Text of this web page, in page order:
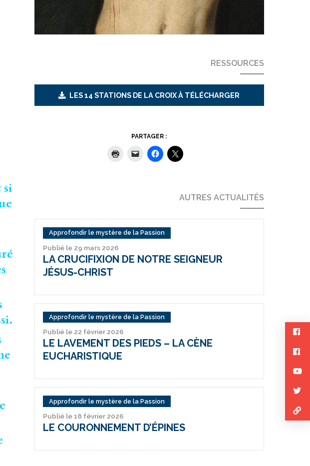
si
RESSOURCES
LES 14 STATIONS DE LA CROIX À TÉLÉCHARGER
PARTAGER :
AUTRES ACTUALITÉS
Approfondir le mystère de la Passion
Publié le 29 mars 2026
LA CRUCIFIXION DE NOTRE SEIGNEUR
JÉSUS-CHRIST
Approfondir le mystère de la Passion
Publié le 22 février 2026
LE LAVEMENT DES PIEDS – LA CÈNE
EUCHARISTIQUE
Approfondir le mystère de la Passion
Publié le 18 février 2026
LE COURONNEMENT D’ÉPINES